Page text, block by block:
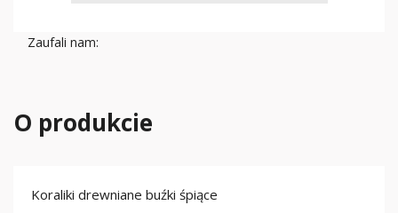
Zaufali nam:
O produkcie
Koraliki drewniane buźki śpiące